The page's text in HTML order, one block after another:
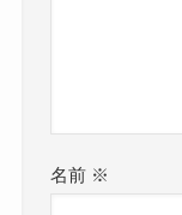
名前 ※